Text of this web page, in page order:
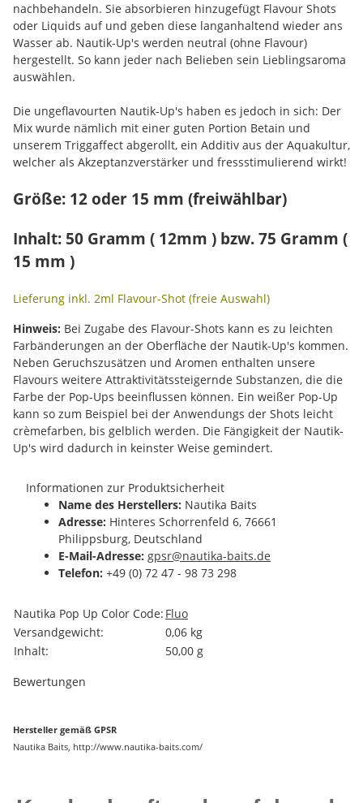
nachbehandeln. Sie absorbieren hinzugefügt Flavour Shots
oder Liquids auf und geben diese langanhaltend wieder ans
Wasser ab. Nautik-Up's werden neutral (ohne Flavour)
hergestellt. So kann jeder nach Belieben sein Lieblingsaroma
auswählen.
Die ungeflavourten Nautik-Up's haben es jedoch in sich: Der
Mix wurde nämlich mit einer guten Portion Betain und
unserem Triggaffect abgerollt, ein Additiv aus der Aquakultur,
welcher als Akzeptanzverstärker und fressstimulierend wirkt!
Größe: 12 oder 15 mm (freiwählbar)
Inhalt: 50 Gramm ( 12mm ) bzw. 75 Gramm (
15 mm )
Lieferung inkl. 2ml Flavour-Shot (freie Auswahl)
Hinweis: Bei Zugabe des Flavour-Shots kann es zu leichten
Farbänderungen an der Oberfläche der Nautik-Up's kommen.
Neben Geruchszusätzen und Aromen enthalten unsere
Flavours weitere Attraktivitätssteigernde Substanzen, die die
Farbe der Pop-Ups beeinflussen können. Ein weißer Pop-Up
kann so zum Beispiel bei der Anwendungs der Shots leicht
crèmefarben, bis gelblich werden. Die Fängigkeit der Nautik-
Up's wird dadurch in keinster Weise gemindert.
Informationen zur Produktsicherheit
Name des Herstellers: Nautika Baits
Adresse: Hinteres Schorrenfeld 6, 76661
Philippsburg, Deutschland
E-Mail-Adresse: gpsr@nautika-baits.de
Telefon: +49 (0) 72 47 - 98 73 298
Produkteigenschaft
Wert
Nautika Pop Up Color Code: Fluo
Versandgewicht:
0,06 kg
Inhalt:
50,00 g
Bewertungen
Hersteller gemäß GPSR
Nautika Baits, http://www.nautika-baits.com/